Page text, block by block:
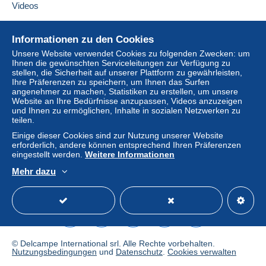
Zahlungsbedingungen:
Alle Zahlungen erfolgen perKredit-/Debitkarteoder
keine Zahlungen per Scheck oder Banküberweisung
direkt auf eine Bankkonto des Verkäufers erfolgen.
Der Käufer nutzt die von Delcampe auf der Seite "Meine
Käufe: Zu zahlen" zur Verfügung stehenden
Zahlungsmethoden.
Eine Zahlung, die nicht per
Überweisung auf Ihr Guthaben erfolgt, wird vom
Verkäufer an den Käufer zurückerstattet. Nicht bezahlte
Käufe können Konsequenzen für das Konto des Käufers
nach sich ziehen.
Sollten die Verkaufsbedingungen des Verkäufers
Klauseln enthalten, die sich auf die Zahlung beziehen,
sind diese Klauseln als nichtig zu betrachten. Es gelten
ausschließlich die Zahlungsbedingungen der Delcampe-
sind.
Diesen Verkäufer zu den Favoriten hinzufügen
hinzufügen
Informationen zu den Cookies
Unsere Website verwendet Cookies zu folgenden Zwecken: um
Ihnen die gewünschten Serviceleitungen zur Verfügung zu
stellen, die Sicherheit auf unserer Plattform zu gewährleisten,
Ihre Präferenzen zu speichern, um Ihnen das Surfen
angenehmer zu machen, Statistiken zu erstellen, um unsere
Website an Ihre Bedürfnisse anzupassen, Videos anzuzeigen
und Ihnen zu ermöglichen, Inhalte in sozialen Netzwerken zu
teilen.
Einige dieser Cookies sind zur Nutzung unserer Website
erforderlich, andere können entsprechend Ihren Präferenzen
eingestellt werden. Weitere Informationen
Mehr dazu
Videos
Online-Hilfe
Auf Delcampe kaufen
Auf Delcampe verkaufen
Eine sichere Website
© Delcampe International srl. Alle Rechte vorbehalten.
Nutzungsbedingungen und Datenschutz Cookies verwalten